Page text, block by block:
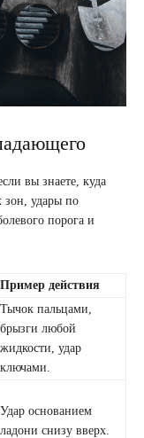
вы знаете, куда
зон, удары по
порога и
Пример действия
Тычок пальцами,
брызги любой
жидкости, удар
ключами.
Удар основанием
ладони снизу вверх.